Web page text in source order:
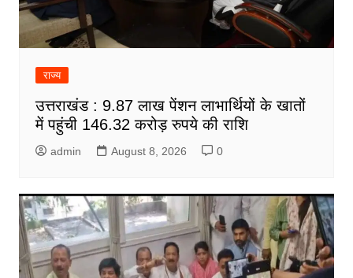
राज्य
उत्तराखंड : 9.87 लाख पेंशन लाभार्थियों के खातों
में पहुंची 146.32 करोड़ रुपये की राशि
admin August 8, 2026 0